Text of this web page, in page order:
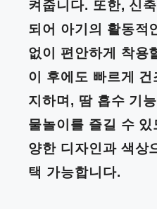
켜줍니다. 또한, 신
되어 아기의 활동적
없이 편안하게 착용
이 후에도 빠르게
지하며, 땀 흡수 기
물놀이를 즐길 수
양한 디자인과 색상
택 가능합니다.